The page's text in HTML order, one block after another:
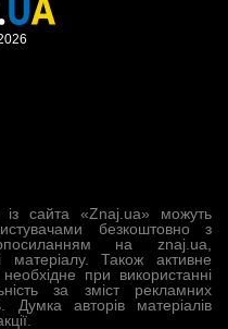
із сайта «Znaj.ua» можуть
безкоштовно з
на znaj.ua,
Також активне
при використанні
за зміст рекламних
Думка авторів матеріалів